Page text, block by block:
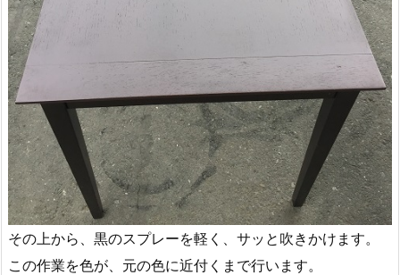
その上から、黒のスプレーを軽く、サッと吹きかけます。
この作業を色が、元の色に近付くまで行います。